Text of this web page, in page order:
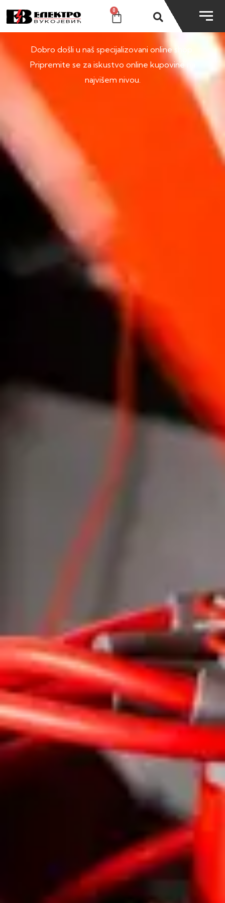
0
SHOP
Dobro došli u naš specijalizovani online shop.
Pripremite se za iskustvo online kupovine na
najvišem nivou.